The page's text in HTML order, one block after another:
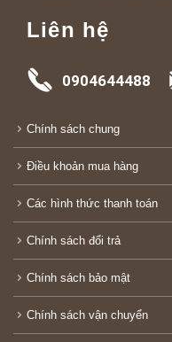
Liên hệ
0904644488
Chính sách chung
Điều khoản mua hàng
Các hình thức thanh toán
Chính sách đổi trả
Chính sách bảo mật
Chính sách vận chuyển